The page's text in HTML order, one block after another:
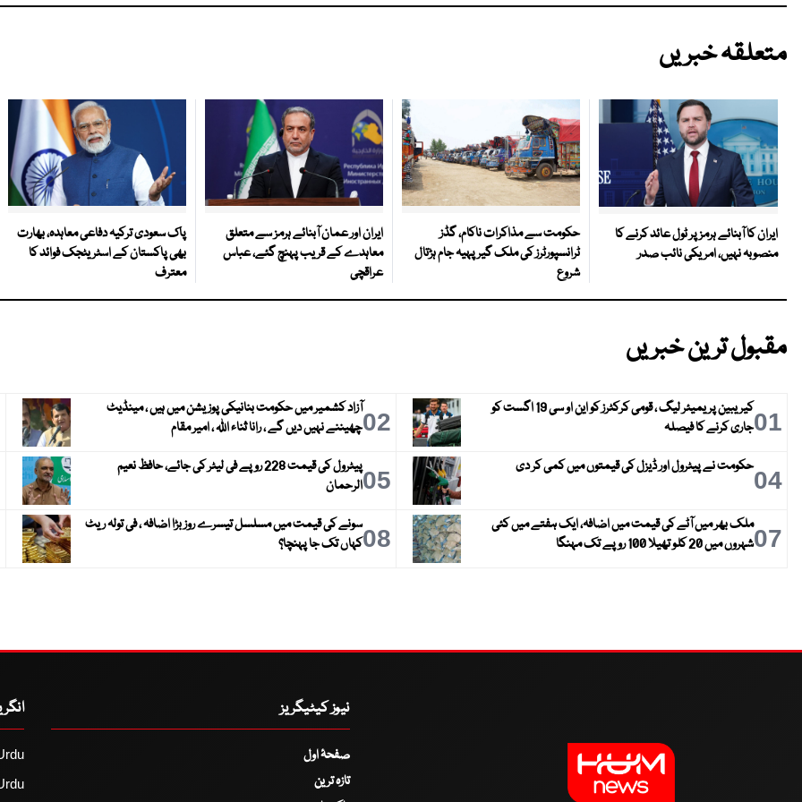
متعلقہ خبریں
ایران کا آبنائے ہرمز پر ٹول عائد کرنے کا
منصوبہ نہیں، امریکی نائب صدر
حکومت سے مذاکرات ناکام، گڈز
ٹرانسپورٹرز کی ملک گیر پہیہ جام ہڑتال
شروع
ایران اور عمان آبنائے ہرمز سے متعلق
معاہدے کے قریب پہنچ گئے، عباس
عراقچی
پاک سعودی ترکیہ دفاعی معاہدہ، بھارت
بھی پاکستان کے اسٹریٹجک فوائد کا
معترف
مقبول ترین خبریں
01
کیریبین پریمیئر لیگ ، قومی کرکٹرز کو این او سی 19 اگست کو
جاری کرنے کا فیصلہ
02آزاد کشمیر میں حکومت بنانیکی پوزیشن میں ہیں ، مینڈیٹ
چھیننے نہیں دیں گے ، رانا ثناء اللہ ، امیر مقام
04حکومت نے پیٹرول اور ڈیزل کی قیمتوں میں کمی کر دی 05
پیٹرول کی قیمت 228 روپے فی لیٹر کی جائے، حافظ نعیم
الرحمان
07ملک بھر میں آٹے کی قیمت میں اضافہ، ایک ہفتے میں کئی
شہروں میں 20 کلو تھیلا 100 روپے تک مہنگا
08سونے کی قیمت میں مسلسل تیسرے روز بڑا اضافہ ، فی تولہ ریٹ
کہاں تک جا پہنچا؟
نیوز کیٹیگریز
صفحۂ اول
تازہ ترین